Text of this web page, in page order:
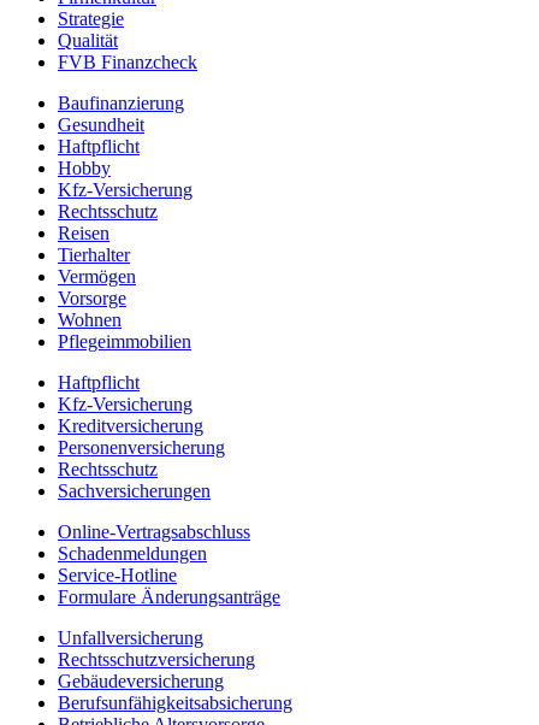
Strategie
Qualität
FVB Finanzcheck
Baufinanzierung
Gesundheit
Haftpflicht
Hobby
Kfz-Versicherung
Rechtsschutz
Reisen
Tierhalter
Vermögen
Vorsorge
Wohnen
Pflegeimmobilien
Haftpflicht
Kfz-Versicherung
Kreditversicherung
Personenversicherung
Rechtsschutz
Sachversicherungen
Online-Vertragsabschluss
Schadenmeldungen
Service-Hotline
Formulare Änderungsanträge
Unfallversicherung
Rechtsschutzversicherung
Gebäudeversicherung
Berufsunfähigkeitsabsicherung